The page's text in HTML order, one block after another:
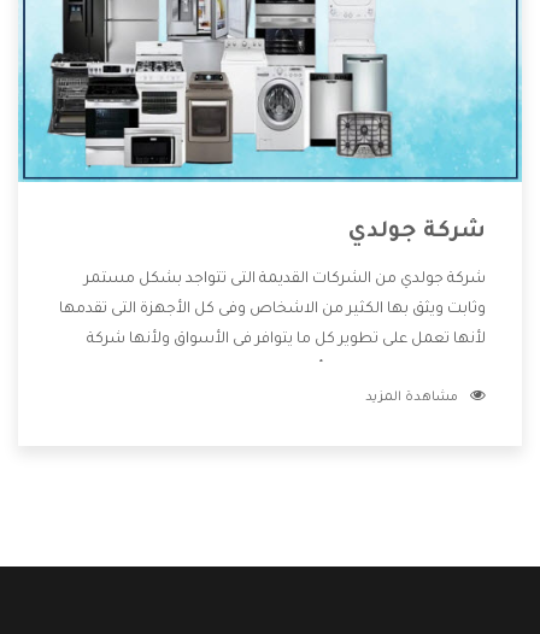
شركة جولدي
شركة جولدي من الشركات القديمة التى تتواجد بشكل مستمر
وثابت ويثق بها الكثير من الاشخاص وفى كل الأجهزة التى تقدمها
لأنها تعمل على تطوير كل ما يتوافر فى الأسواق ولأنها شركة
وتقدم للعملاء أقوى العروض والخصومات التى تسهل على
مشاهدة المزيد